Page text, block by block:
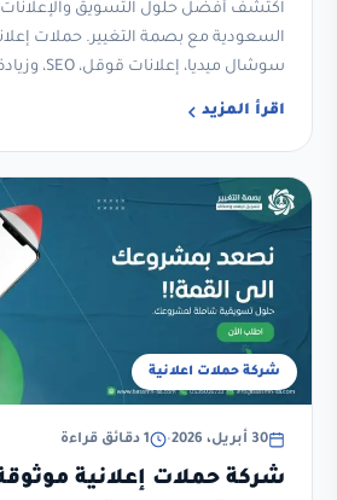
اكتشف أفضل حلول التسويق والإعلانات
السعودية مع بصمة التغيير. حملات
سوشال ميديا، إعلانات قوقل، SEO، وزيادة…
اقرأ المزيد
شركة حملات اعلانية
30 أبريل، 2026 • 1 دقائق قراءة
شركة حملات إعلانية